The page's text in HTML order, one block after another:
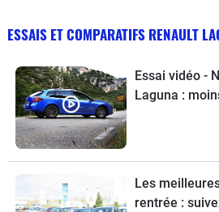
ESSAIS ET COMPARATIFS RENAULT
Essai vidéo -
Laguna :
Les
rentrée :